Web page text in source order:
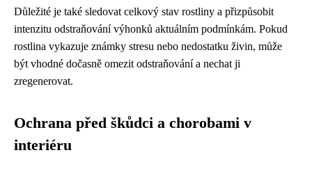
Důležité je také sledovat celkový stav rostliny a přizpůsobit
intenzitu odstraňování výhonků aktuálním podmínkám. Pokud
rostlina vykazuje známky stresu nebo nedostatku živin, může
být vhodné dočasně omezit odstraňování a nechat ji
zregenerovat.
Ochrana před škůdci a chorobami v
interiéru